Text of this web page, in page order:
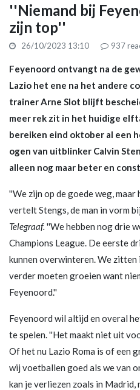
''Niemand bij
zijn top''
26/10/2023 13:10 937
Feyenoord ontvangt na de
Lazio het ene na het andere
trainer Arne Slot blijft
meer rek zit in het huidige
bereiken eind oktober al een
ogen van uitblinker Calvin
alleen nog maar beter en
''We zijn op de goede weg, maar
vertelt Stengs, de man in vorm
Telegraaf. ''We hebben nog drie
Champions League. De eerste
kunnen overwinteren. We zitten
verder moeten groeien want
Feyenoord.''
Feyenoord wil altijd en overal
te spelen. ''Het maakt niet uit
Of het nu Lazio Roma is of een
wij voetballen goed als we van
kan je verliezen zoals in Madrid,